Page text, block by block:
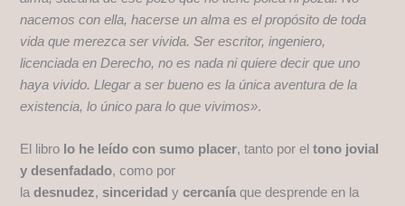
nacemos con ella, hacerse un alma es el propósito de toda
vida que merezca ser vivida. Ser escritor, ingeniero,
licenciada en Derecho, no es nada ni quiere decir que uno
haya vivido. Llegar a ser bueno es la única aventura de la
existencia, lo único para lo que vivimos».
El libro lo he leído con sumo placer, tanto por eltono jovial
y desenfadado, como por
ladesnudez, sinceridad ycercanía que desprende en la